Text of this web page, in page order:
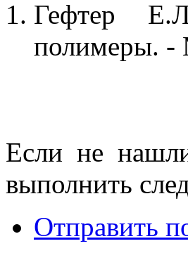
Гефтер
полимеры.
Если не
выполнить
Отправить